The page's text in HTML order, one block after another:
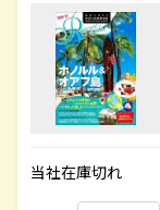
当社在庫切れ